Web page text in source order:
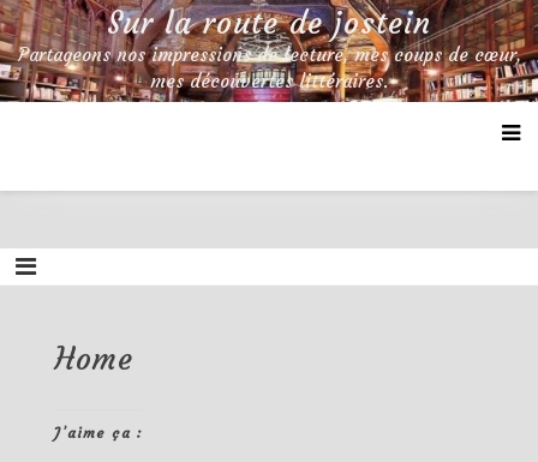
Skip
to
content
Sur la route de jostein
Partageons nos impressions de lecture, mes coups de cœur,
mes découvertes littéraires.
Home
J’aime ça :